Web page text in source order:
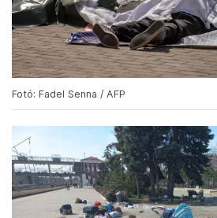
Fotó: Fadel Senna / AFP